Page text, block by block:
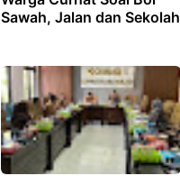
Sawah, Jalan dan Sekolah